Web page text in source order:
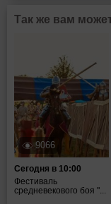
Так же вам
9066
Сегодня в 10:00
Фестиваль
средневекового боя "...